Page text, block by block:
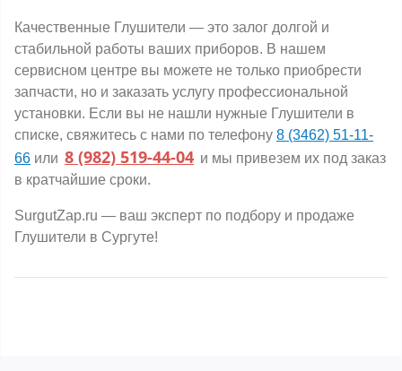
Качественные Глушители — это залог долгой и
стабильной работы ваших приборов. В нашем
сервисном центре вы можете не только приобрести
запчасти, но и заказать услугу профессиональной
установки. Если вы не нашли нужные Глушители в
списке, свяжитесь с нами по телефону 8 (3462) 51-11-
66 или 8 (982) 519-44-04 и мы привезем их под заказ
в кратчайшие сроки.
SurgutZap.ru — ваш эксперт по подбору и продаже
Глушители в Сургуте!